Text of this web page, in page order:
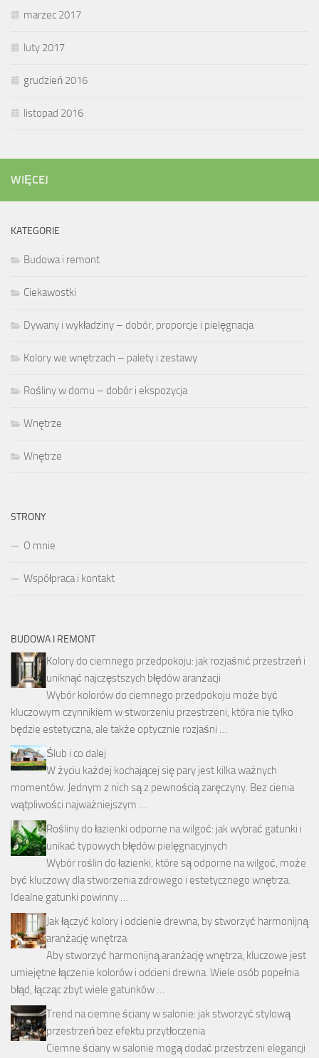
marzec 2017
luty 2017
grudzień 2016
listopad 2016
WIĘCEJ
KATEGORIE
Budowa i remont
Ciekawostki
Dywany i wykładziny – dobór, proporcje i pielęgnacja
Kolory we wnętrzach – palety i zestawy
Rośliny w domu – dobór i ekspozycja
Wnętrze
Wnętrze
STRONY
O mnie
Współpraca i kontakt
BUDOWA I REMONT
Kolory do ciemnego przedpokoju: jak rozjaśnić przestrzeń i
uniknąć najczęstszych błędów aranżacji
Wybór kolorów do ciemnego przedpokoju może być
kluczowym czynnikiem w stworzeniu przestrzeni, która nie tylko
będzie estetyczna, ale także optycznie rozjaśni …
Ślub i co dalej
W życiu każdej kochającej się pary jest kilka ważnych
momentów. Jednym z nich są z pewnością zaręczyny. Bez cienia
wątpliwości najważniejszym …
Rośliny do łazienki odporne na wilgoć: jak wybrać gatunki i
unikać typowych błędów pielęgnacyjnych
Wybór roślin do łazienki, które są odporne na wilgoć, może
być kluczowy dla stworzenia zdrowego i estetycznego wnętrza.
Idealne gatunki powinny …
Jak łączyć kolory i odcienie drewna, by stworzyć harmonijną
aranżację wnętrza
Aby stworzyć harmonijną aranżację wnętrza, kluczowe jest
umiejętne łączenie kolorów i odcieni drewna. Wiele osób popełnia
błąd, łącząc zbyt wiele gatunków …
Trend na ciemne ściany w salonie: jak stworzyć stylową
przestrzeń bez efektu przytłoczenia
Ciemne ściany w salonie mogą dodać przestrzeni elegancji